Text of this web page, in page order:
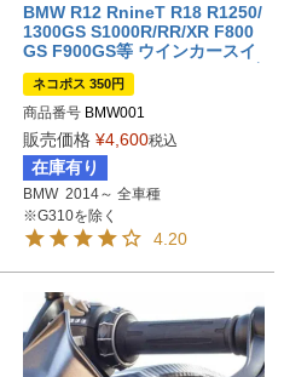
BMW R12 RnineT R18 R1250/
1300GS S1000R/RR/XR F800
GS F900GS等 ウインカースイ
ッチ エクステンション DKデザ
イン
ネコポス 350円
商品番号 BMW001
販売価格 ¥4,600税込
在庫有り
BMW  2014～ 全車種
※G310を除く
4.20